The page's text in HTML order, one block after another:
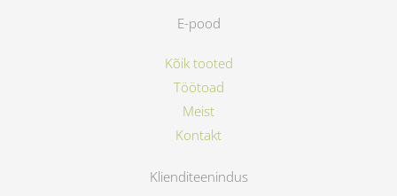
E-pood
Kõik tooted
Töötoad
Meist
Kontakt
Klienditeenindus